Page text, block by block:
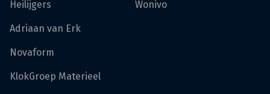
Heilijgers
Adriaan van Erk
Novaform
KlokGroep Materieel
Wonivo